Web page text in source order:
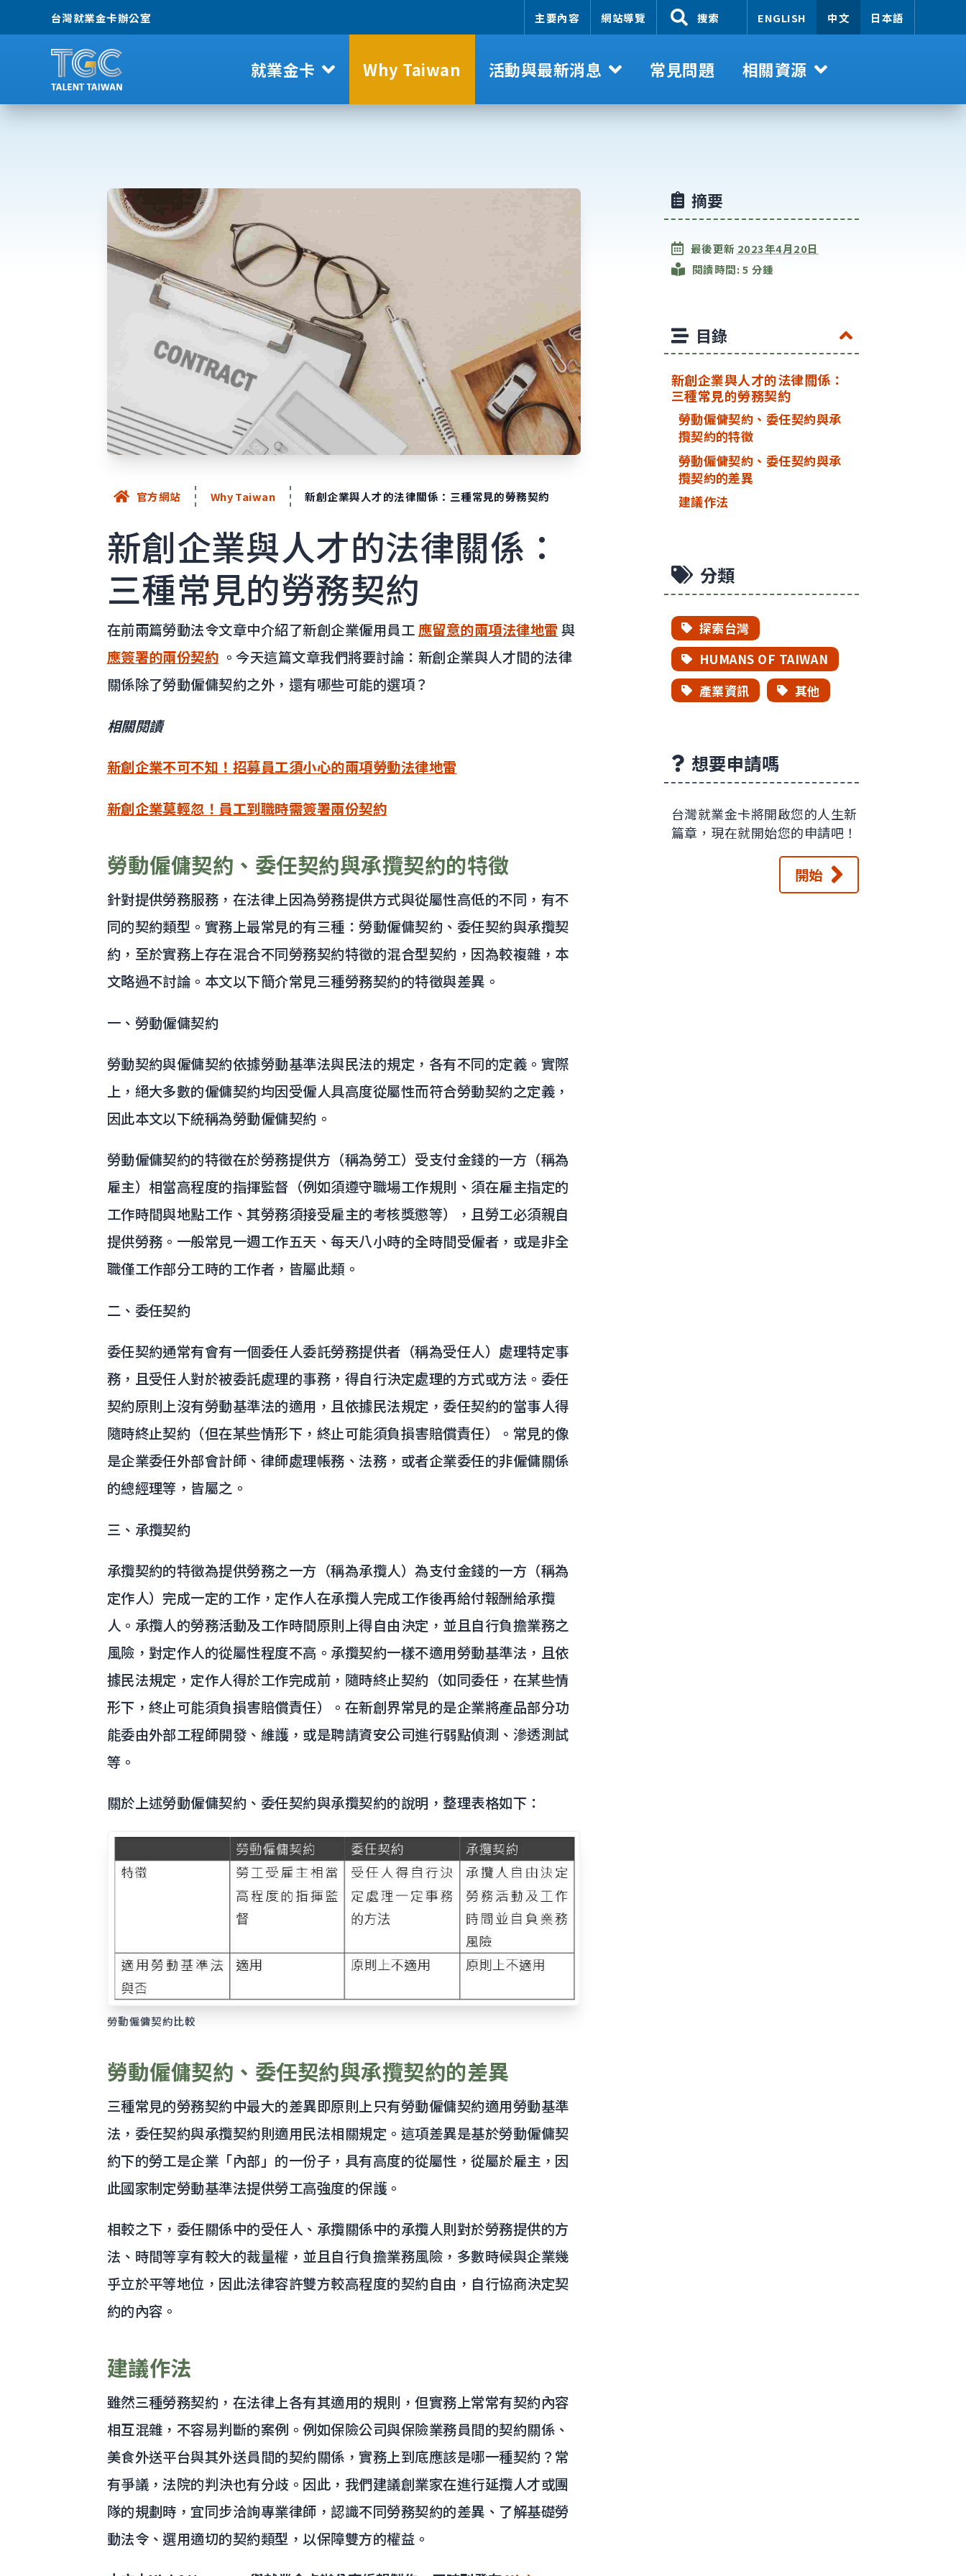
台灣就業金卡辦公室 主要內容 網站導覽 搜索 ENGLISH 中文 日本語
就業金卡 Why Taiwan 活動與最新消息 常見問題 相關資源
官方網站 Why Taiwan 新創企業與人才的法律關係：三種常見的勞務契約
新創企業與人才的法律關係：
三種常見的勞務契約
在前兩篇勞動法令文章中介紹了新創企業僱用員工應留意的兩項法律地雷 與
應簽署的兩份契約 。今天這篇文章我們將要討論：新創企業與人才間的法律
關係除了勞動僱傭契約之外，還有哪些可能的選項？
相關閱讀
新創企業不可不知！招募員工須小心的兩項勞動法律地雷
新創企業莫輕忽！員工到職時需簽署兩份契約
勞動僱傭契約、委任契約與承攬契約的特徵
針對提供勞務服務，在法律上因為勞務提供方式與從屬性高低的不同，有不
同的契約類型。實務上最常見的有三種：勞動僱傭契約、委任契約與承攬契
約，至於實務上存在混合不同勞務契約特徵的混合型契約，因為較複雜，本
文略過不討論。本文以下簡介常見三種勞務契約的特徵與差異。
一、勞動僱傭契約
勞動契約與僱傭契約依據勞動基準法與民法的規定，各有不同的定義。實際
上，絕大多數的僱傭契約均因受僱人具高度從屬性而符合勞動契約之定義，
因此本文以下統稱為勞動僱傭契約。
勞動僱傭契約的特徵在於勞務提供方（稱為勞工）受支付金錢的一方（稱為
雇主）相當高程度的指揮監督（例如須遵守職場工作規則、須在雇主指定的
工作時間與地點工作、其勞務須接受雇主的考核獎懲等），且勞工必須親自
提供勞務。一般常見一週工作五天、每天八小時的全時間受僱者，或是非全
職僅工作部分工時的工作者，皆屬此類。
二、委任契約
委任契約通常有會有一個委任人委託勞務提供者（稱為受任人）處理特定事
務，且受任人對於被委託處理的事務，得自行決定處理的方式或方法。委任
契約原則上沒有勞動基準法的適用，且依據民法規定，委任契約的當事人得
隨時終止契約（但在某些情形下，終止可能須負損害賠償責任）。常見的像
是企業委任外部會計師、律師處理帳務、法務，或者企業委任的非僱傭關係
的總經理等，皆屬之。
三、承攬契約
承攬契約的特徵為提供勞務之一方（稱為承攬人）為支付金錢的一方（稱為
定作人）完成一定的工作，定作人在承攬人完成工作後再給付報酬給承攬
人。承攬人的勞務活動及工作時間原則上得自由決定，並且自行負擔業務之
風險，對定作人的從屬性程度不高。承攬契約一樣不適用勞動基準法，且依
據民法規定，定作人得於工作完成前，隨時終止契約（如同委任，在某些情
形下，終止可能須負損害賠償責任）。在新創界常見的是企業將產品部分功
能委由外部工程師開發、維護，或是聘請資安公司進行弱點偵測、滲透測試
等。
關於上述勞動僱傭契約、委任契約與承攬契約的說明，整理表格如下：
勞動僱傭契約比較
勞動僱傭契約、委任契約與承攬契約的差異
三種常見的勞務契約中最大的差異即原則上只有勞動僱傭契約適用勞動基準
法，委任契約與承攬契約則適用民法相關規定。這項差異是基於勞動僱傭契
約下的勞工是企業「內部」的一份子，具有高度的從屬性，從屬於雇主，因
此國家制定勞動基準法提供勞工高強度的保護。
相較之下，委任關係中的受任人、承攬關係中的承攬人則對於勞務提供的方
法、時間等享有較大的裁量權，並且自行負擔業務風險，多數時候與企業幾
乎立於平等地位，因此法律容許雙方較高程度的契約自由，自行協商決定契
約的內容。
建議作法
雖然三種勞務契約，在法律上各有其適用的規則，但實務上常常有契約內容
相互混雜，不容易判斷的案例。例如保險公司與保險業務員間的契約關係、
美食外送平台與其外送員間的契約關係，實務上到底應該是哪一種契約？常
有爭議，法院的判決也有分歧。因此，我們建議創業家在進行延攬人才或團
隊的規劃時，宜同步洽詢專業律師，認識不同勞務契約的差異、了解基礎勞
動法令、選用適切的契約類型，以保障雙方的權益。
摘要
最後更新 2023年4月20日
閱讀時間: 5 分鍾
目錄
新創企業與人才的法律關係：
三種常見的勞務契約
勞動僱傭契約、委任契約與承
攬契約的特徵
勞動僱傭契約、委任契約與承
攬契約的差異
建議作法
分類
探索台灣
HUMANS OF TAIWAN
產業資訊
其他
想要申請嗎
台灣就業金卡將開啟您的人生新
篇章，現在就開始您的申請吧！
開始